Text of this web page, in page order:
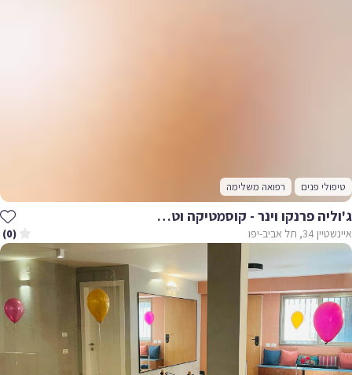
טיפולי פנים רפואה משלימה
ג'וליה פרנקו וינר - קוסמטיקה וטיפולים הוליסטים
איינשטיין 34, תל אביב-יפו (0)